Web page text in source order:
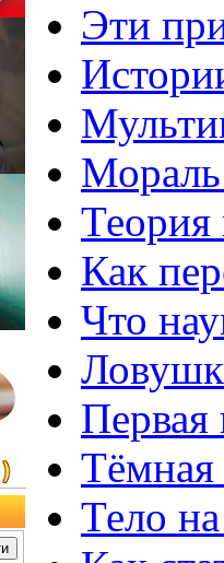
Эти
Мораль
Теория
Как
Что
Первая
Тёмная
Тело